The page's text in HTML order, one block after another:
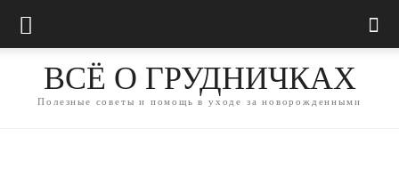
ВСЁ О ГРУДНИЧКАХ
Полезные советы и помощь в уходе за новорожденными